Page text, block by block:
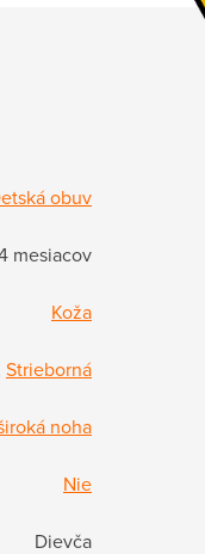
obuv
mesiacov
Koža
Strieborná
noha
Nie
Dievča